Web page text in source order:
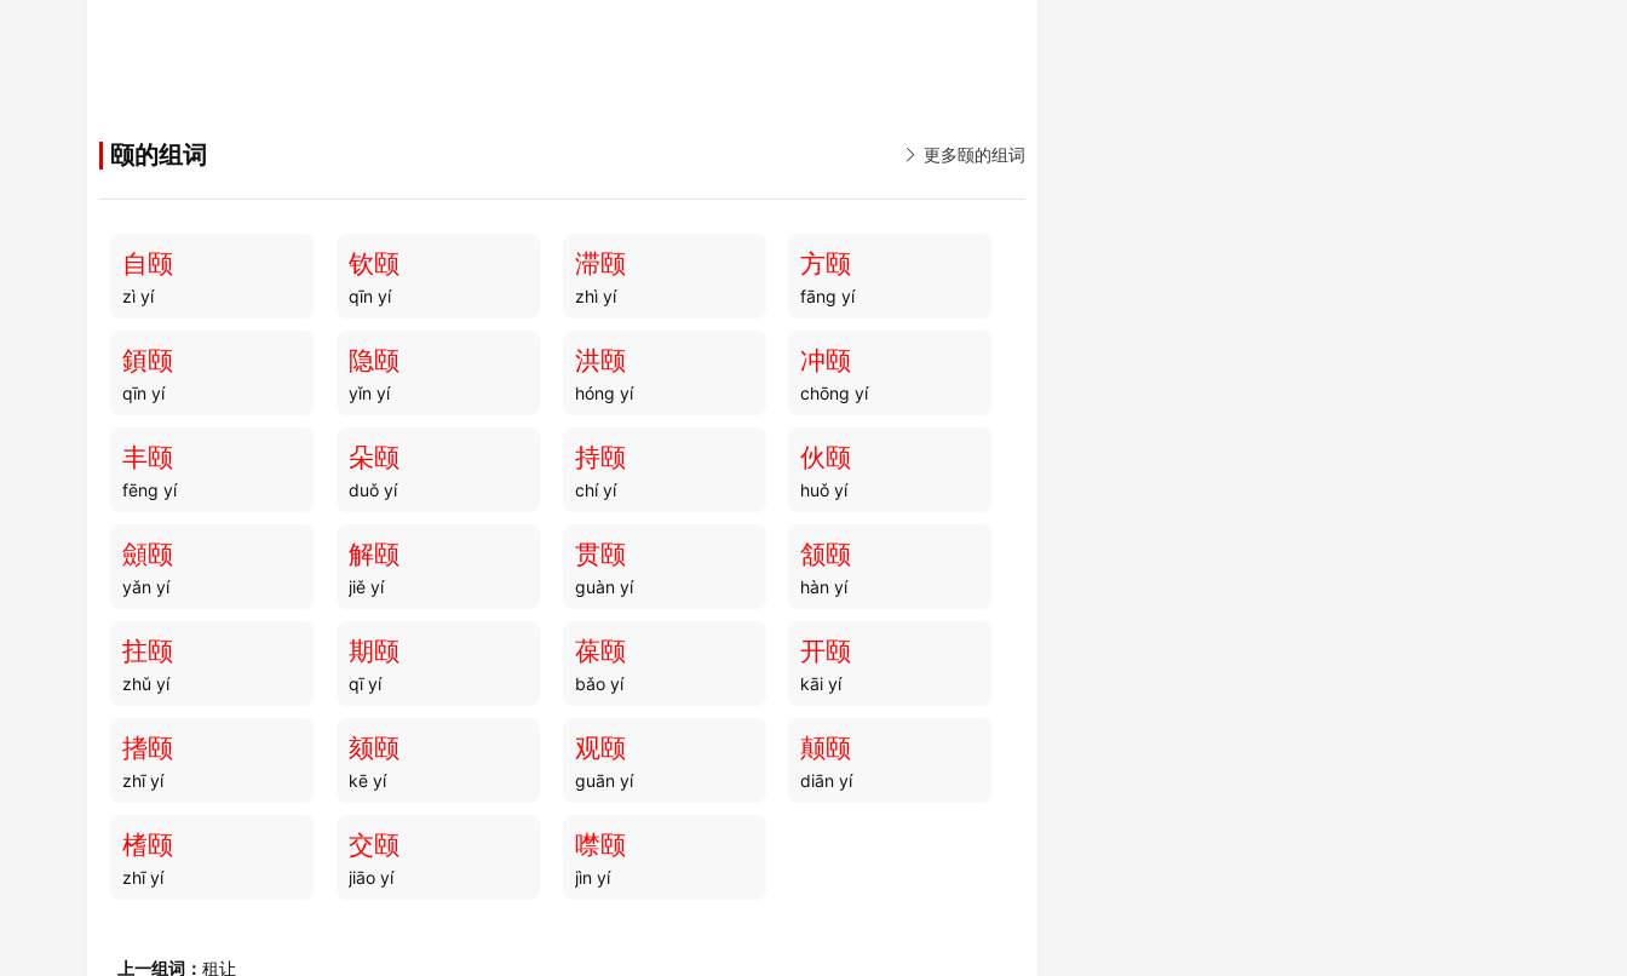
 更多颐的组词
颐的组词
自颐
zì yí
钦颐
qīn yí
滞颐
zhì yí
方颐
fāng yí
顉颐
qīn yí
隐颐
yǐn yí
洪颐
hóng yí
冲颐
chōng yí
丰颐
fēng yí
朵颐
duǒ yí
持颐
chí yí
伙颐
huǒ yí
顩颐
yǎn yí
解颐
jiě yí
贯颐
guàn yí
颔颐
hàn yí
拄颐
zhǔ yí
期颐
qī yí
葆颐
bǎo yí
开颐
kāi yí
搘颐
zhī yí
颏颐
kē yí
观颐
guān yí
颠颐
diān yí
榰颐
zhī yí
交颐
jiāo yí
噤颐
jìn yí
上一组词： 租让